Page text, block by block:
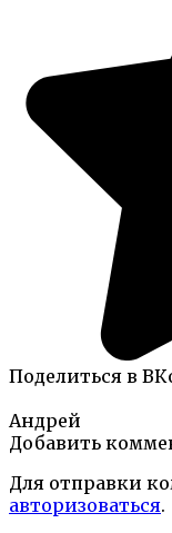
Поделиться в
Андрей
Добавить
Для отправки
авторизоваться.